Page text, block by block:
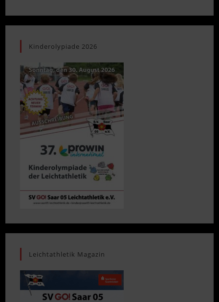
Kinderolypiade 2026
Leichtathletik Magazin